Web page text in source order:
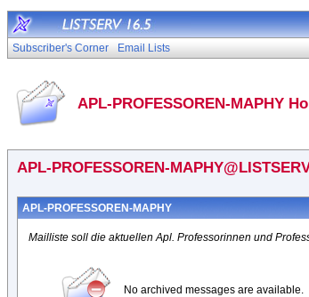
Subscriber's Corner Email Lists
APL-PROFESSOREN-MAPHY
APL-PROFESSOREN-
APL-PROFESSOREN-MAPHY
Mailliste soll die aktuellen Apl. Professorinnen und
No archived messages are available.